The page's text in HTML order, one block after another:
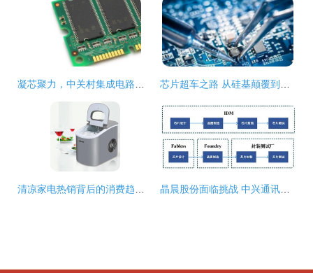
凝芯聚力，中关村集成电路设计园 驱动产联融合，点亮“中国芯”未来 芯片超车之路 从硅基颠覆到自主创新，中国如何破局
清凉家电热销背后的消费趋势与家用电器研发创新 晶晨股份面临挑战 中兴通讯采购量下降拖累芯片销售增速